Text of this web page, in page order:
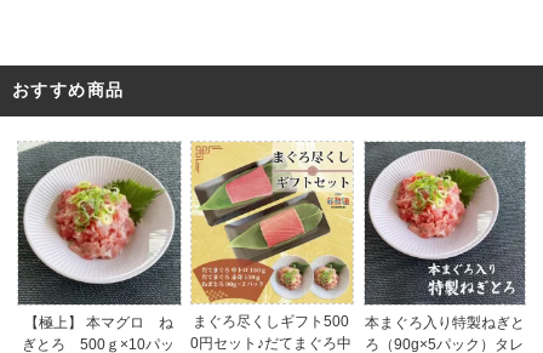
おすすめ商品
【極上】 本マグロ ね
ぎとろ 500ｇ×10パッ
まぐろ尽くしギフト500
0円セット♪だてまぐろ中
本まぐろ入り特製ねぎと
ろ（90g×5パック）タレ